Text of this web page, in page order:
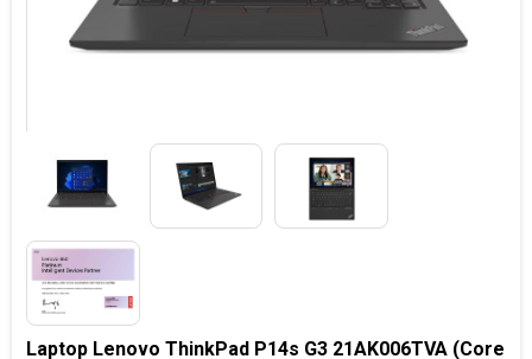
Laptop Lenovo ThinkPad P14s G3 21AK006TVA (Core